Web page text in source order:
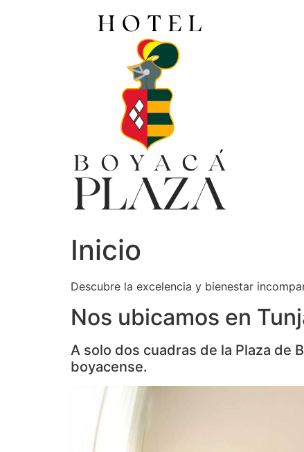
Inicio
Descubre la excelencia y bienestar
Nos ubicamos en
A solo dos cuadras de la Plaza de
boyacense.